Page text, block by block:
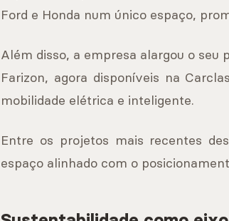
Ford e Honda num único espaço,
Além disso, a empresa alargou o seu
Farizon, agora disponíveis na
mobilidade elétrica e inteligente.
Entre os projetos mais recentes
espaço alinhado com o